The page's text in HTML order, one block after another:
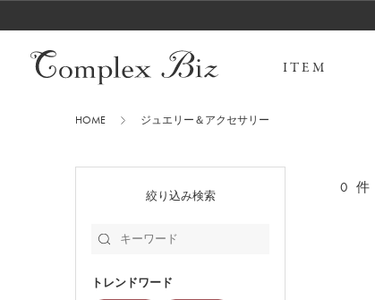
ITEM
HOME ジュエリー＆アクセサリー
絞り込み検索
トレンドワード
0 件